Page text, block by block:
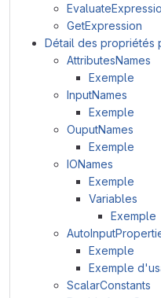
GetExpression
Détail des propriétés
AttributesNames
Exemple
InputNames
Exemple
OuputNames
Exemple
IONames
Exemple
Variables
Exemple
Exemple
Exemple
ScalarConstants